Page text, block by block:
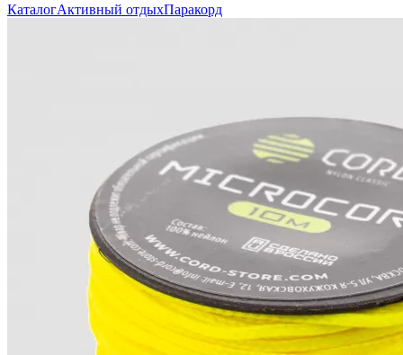
КаталогАктивный отдыхПаракорд